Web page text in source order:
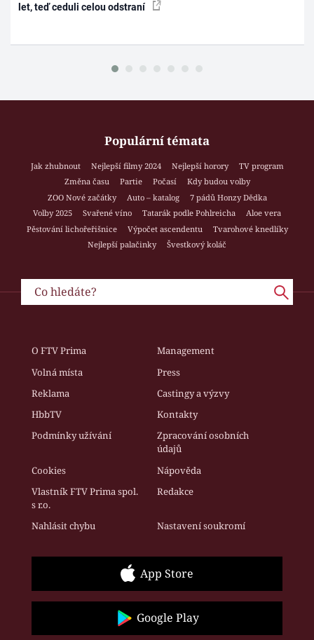
let, teď ceduli celou odstraní
Populární témata
Jak zhubnout Nejlepší filmy 2024 Nejlepší horory
TV program
Změna času
Partie Počasí
Kdy budou volby
ZOO Nové začátky
Auto – katalog
7 pádů Honzy Dědka
Volby 2025
Svařené víno Tatarák podle Pohlreicha
Aloe vera
Pěstování lichořeřišnice
Výpočet ascendentu
Tvarohové knedlíky
Nejlepší palačinky
Švestkový koláč
O FTV Prima
Management
Volná místa
Press
Reklama
Castingy a výzvy
HbbTV
Kontakty
Podmínky užívání
Zpracování osobních
údajů
Cookies
Nápověda
Vlastník FTV Prima spol.
s r.o.
Redakce
Nahlásit chybu Nastavení soukromí
App Store
Google Play